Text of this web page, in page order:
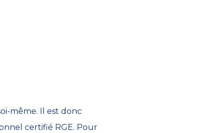
même. Il est donc
certifié RGE. Pour